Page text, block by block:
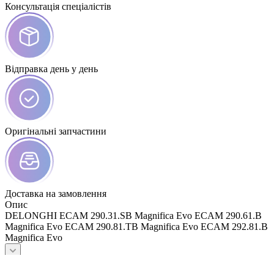
Консультація спеціалістів
Відправка день у день
Оригінальні запчастини
Доставка на замовлення
Опис
DELONGHI ECAM 290.31.SB Magnifica Evo ECAM 290.61.B
Magnifica Evo ECAM 290.81.TB Magnifica Evo ECAM 292.81.B
Magnifica Evo